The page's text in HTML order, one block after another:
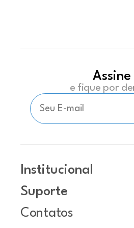
e fique por
Institucional
Suporte
Contatos